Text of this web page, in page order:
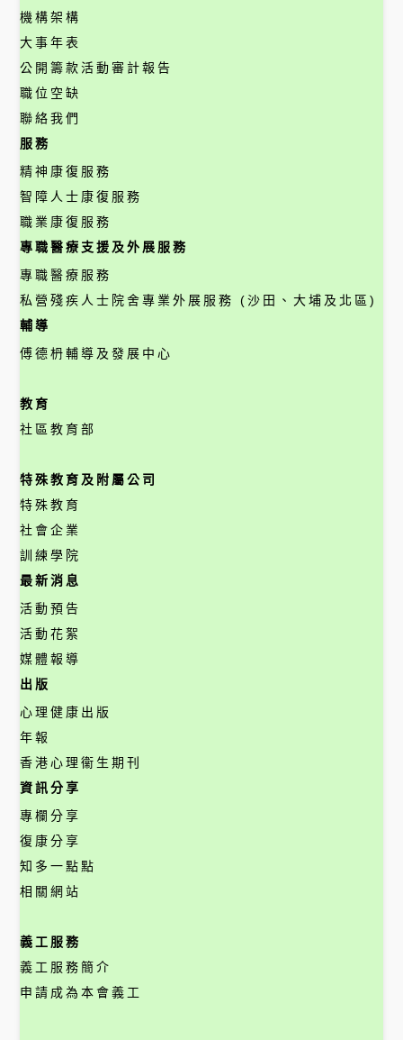
機構架構
大事年表
公開籌款活動審計報告
職位空缺
聯絡我們
服務
精神康復服務
智障人士康復服務
職業康復服務
專職醫療支援及外展服務
專職醫療服務
私營殘疾人士院舍專業外展服務 (沙田、大埔及北區)
輔導
傅德枬輔導及發展中心
教育
社區教育部
特殊教育及附屬公司
特殊教育
社會企業
訓練學院
最新消息
活動預告
活動花絮
媒體報導
出版
心理健康出版
年報
香港心理衞生期刊
資訊分享
專欄分享
復康分享
知多一點點
相關網站
義工服務
義工服務簡介
申請成為本會義工